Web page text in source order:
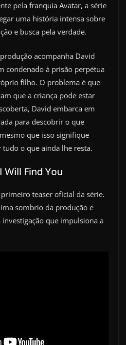
pela franquia Avatar, a série
uma história intensa sobre
e busca pela verdade.
acompanha David
condenado à prisão perpétua
filho. O problema é que
que a criança pode estar
David embarca em
para descobrir o que
que isso signifique
tudo o que ainda lhe resta.
Will Find You
teaser oficial da série.
sombrio da produção e
que impulsiona a